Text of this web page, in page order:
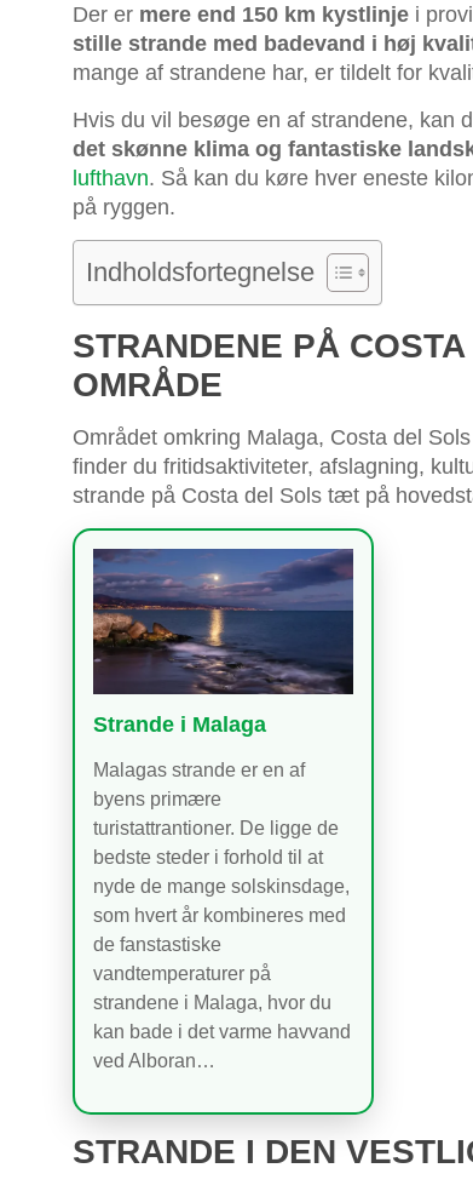
Der er mere end 150 km kystlinje i
stille strande med badevand i høj
mange af strandene har, er tildelt for
Hvis du vil besøge en af strandene, kan
det skønne klima og fantastiske
lufthavn. Så kan du køre hver eneste
på ryggen.
Indholdsfortegnelse
STRANDENE PÅ
OMRÅDE
Området omkring Malaga, Costa del
finder du fritidsaktiviteter, afslagning,
strande på Costa del Sols tæt på
Strande i Malaga
Malagas strande er en af
byens primære
turistattrantioner. De ligge de
bedste steder i forhold til at
nyde de mange solskinsdage,
som hvert år kombineres med
de fanstastiske
vandtemperaturer på
strandene i Malaga, hvor du
kan bade i det varme havvand
ved Alboran…
STRANDE I DEN